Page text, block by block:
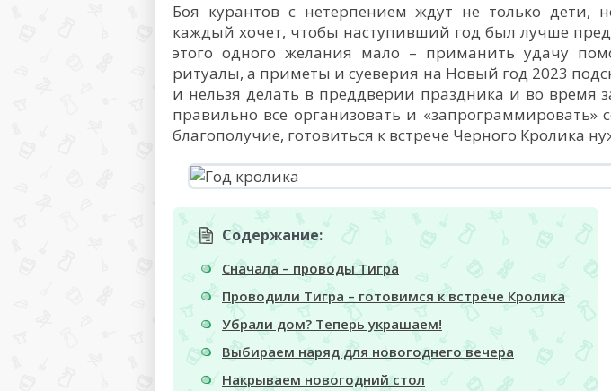
Боя курантов с нетерпением ждут не только дети,
каждый хочет, чтобы наступивший год был лучше
этого одного желания мало – приманить удачу
ритуалы, а приметы и суеверия на Новый год 2023
и нельзя делать в преддверии праздника и во время
правильно все организовать и «запрограммировать»
благополучие, готовиться к встрече Черного Кролика
Содержание:
Сначала – проводы Тигра
Проводили Тигра – готовимся к встрече Кролика
Убрали дом? Теперь украшаем!
Выбираем наряд для новогоднего вечера
Накрываем новогодний стол